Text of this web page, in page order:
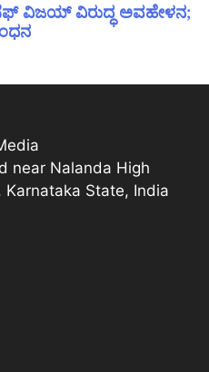
ವಿಜಯ್ ವಿರುದ್ಧ ಅವಹೇಳನ;
near Nalanda High
Karnataka State, India